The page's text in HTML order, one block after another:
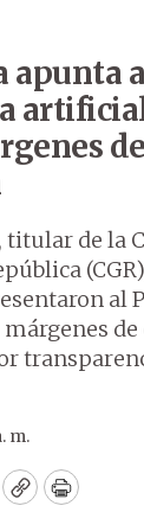
apunta
de
titular de la
al
m.
CopyPrint